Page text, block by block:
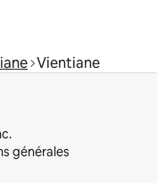
Vientiane
générales